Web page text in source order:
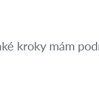
kroky mám